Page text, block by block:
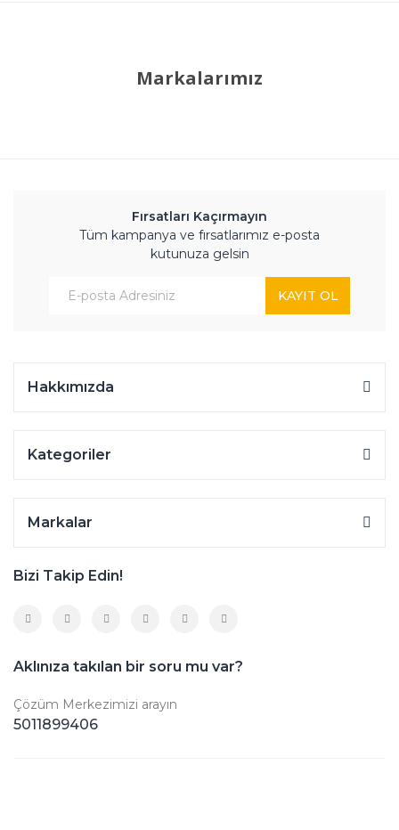
Markalarımız
Fırsatları Kaçırmayın
Tüm kampanya ve fırsatlarımız e-posta
kutunuza gelsin
KAYIT OL
Hakkımızda
Kategoriler
Markalar
Bizi Takip Edin!
Aklınıza takılan bir soru mu var?
Çözüm Merkezimizi arayın
5011899406